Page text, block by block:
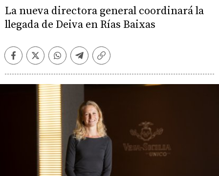
La nueva directora general coordinará la
llegada de Deiva en Rías Baixas
FacebookTwitterWhatsappTelegramCopiar